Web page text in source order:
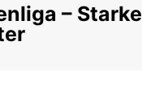
– Starke